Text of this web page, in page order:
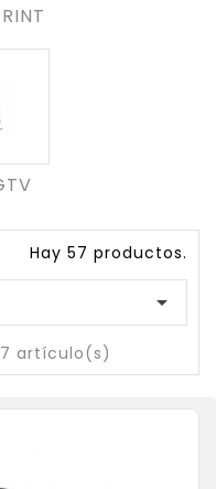
Hay 57 productos.

artículo(s)